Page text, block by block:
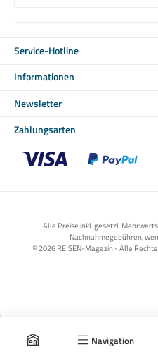
Navigation
Service-Hotline
Informationen
Newsletter
Zahlungsarten
Alle Preise inkl. gesetzl.
Nachnahmegebühren,
© 2026 REISEN-Magazin - Alle